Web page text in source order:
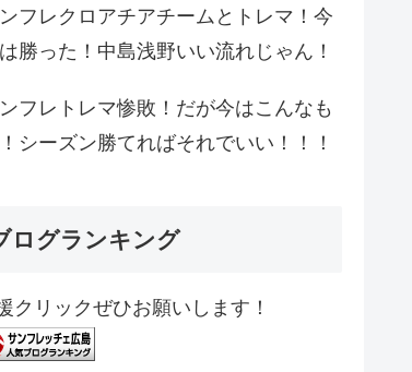
フレクロアチアチームとトレマ！今
勝った！中島浅野いい流れじゃん！
フレトレマ惨敗！だが今はこんなも
シーズン勝てればそれでいい！！！
ログランキング
クリックぜひお願いします！